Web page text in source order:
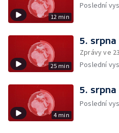
12 min
Poslední
25 min
5. srpna
Zprávy ve 23
Poslední
4 min
5. srpna
Poslední